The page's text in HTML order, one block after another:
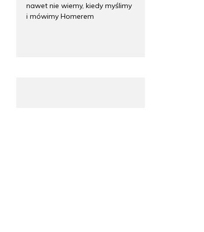
nawet nie wiemy, kiedy myślimy
i mówimy Homerem